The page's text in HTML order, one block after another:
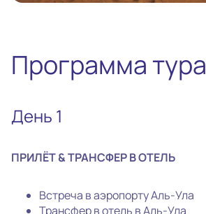
Программа тура
День 1
ПРИЛЁТ & ТРАНСФЕР В ОТЕЛЬ
Встреча в аэропорту Аль-Ула
Трансфер в отель в Аль-Ула